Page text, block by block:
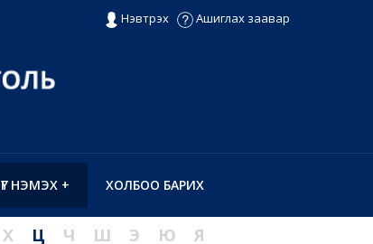
Нэвтрэх Ашиглах заавар
ХОЛБОО БАРИХ
ҮГ НЭМЭХ +
Х Ц Ч Ш Э Ю Я